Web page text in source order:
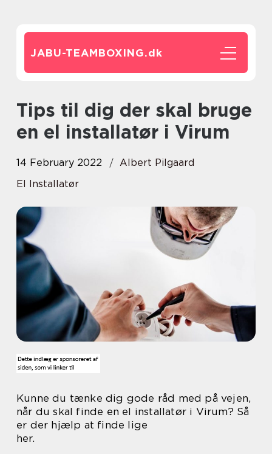
JABU-TEAMBOXING.dk
Tips til dig der skal bruge
en el installatør i Virum
14 February 2022
Albert Pilgaard
El Installatør
Kunne du tænke dig gode råd med på vejen,
når du skal finde en el installatør i Virum? Så
er der hjælp at finde lige
her.